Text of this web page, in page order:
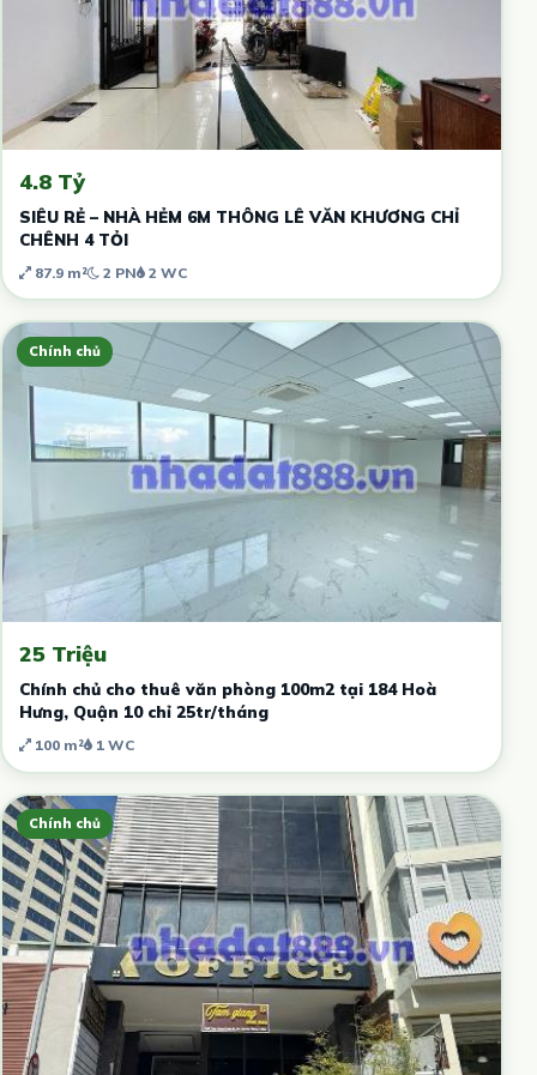
4.8 Tỷ
SIÊU RẺ – NHÀ HẺM 6M THÔNG LÊ VĂN KHƯƠNG CHỈ
CHÊNH 4 TỎI
87.9 m² 2 PN 2 WC
Chính chủ
25 Triệu
Chính chủ cho thuê văn phòng 100m2 tại 184 Hoà
Hưng, Quận 10 chỉ 25tr/tháng
100 m² 1 WC
Chính chủ